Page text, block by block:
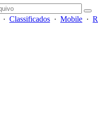
· Classificados · Mobile ·